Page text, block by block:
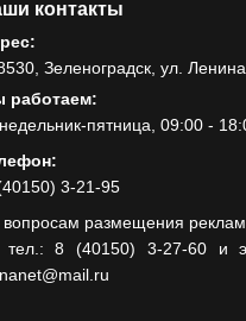
контакты
Зеленоградск, ул.
работаем:
пятница, 09:00 -
3-21-95
размещения
тел.: 8 (40150) 3-27-60 и